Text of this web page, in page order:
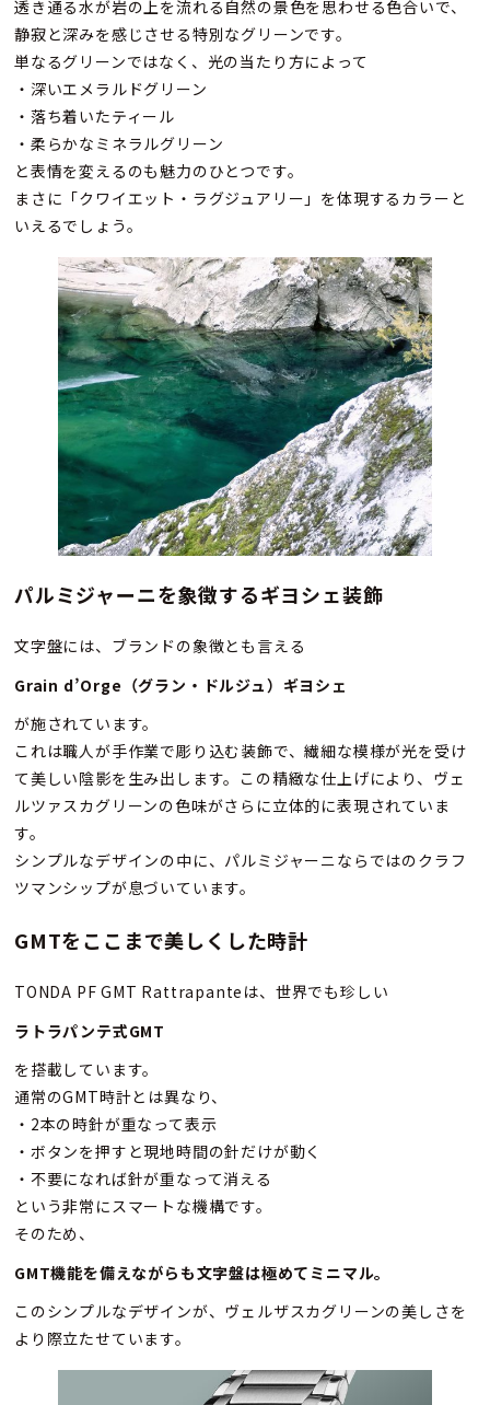
透き通る水が岩の上を流れる自然の景色を思わせる色合いで、
静寂と深みを感じさせる特別なグリーンです。
単なるグリーンではなく、光の当たり方によって
・深いエメラルドグリーン
・落ち着いたティール
・柔らかなミネラルグリーン
と表情を変えるのも魅力のひとつです。
まさに「クワイエット・ラグジュアリー」を体現するカラーと
いえるでしょう。
パルミジャーニを象徴するギヨシェ装飾
文字盤には、ブランドの象徴とも言える
Grain d’Orge（グラン・ドルジュ）ギヨシェ
が施されています。
これは職人が手作業で彫り込む装飾で、繊細な模様が光を受け
て美しい陰影を生み出します。この精緻な仕上げにより、ヴェ
ルツァスカグリーンの色味がさらに立体的に表現されていま
す。
シンプルなデザインの中に、パルミジャーニならではのクラフ
ツマンシップが息づいています。
GMTをここまで美しくした時計
TONDA PF GMT Rattrapanteは、世界でも珍しい
ラトラパンテ式GMT
を搭載しています。
通常のGMT時計とは異なり、
・2本の時針が重なって表示
・ボタンを押すと現地時間の針だけが動く
・不要になれば針が重なって消える
という非常にスマートな機構です。
そのため、
GMT機能を備えながらも文字盤は極めてミニマル。
このシンプルなデザインが、ヴェルザスカグリーンの美しさを
より際立たせています。